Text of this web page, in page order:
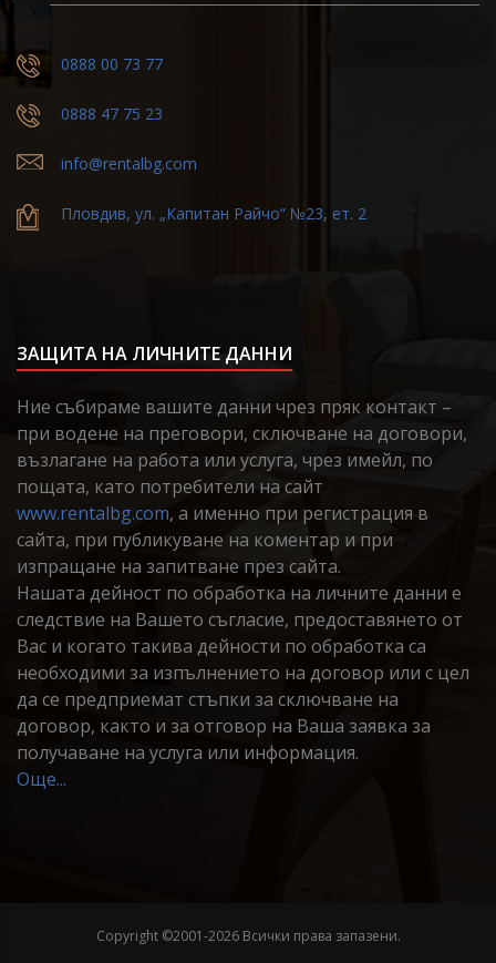
0888 00 73 77
0888 47 75 23
info@rentalbg.com
Пловдив, ул. „Капитан Райчо“ №23, ет. 2
ЗАЩИТА НА ЛИЧНИТЕ ДАННИ
Ние събираме вашите данни чрез пряк контакт –
при водене на преговори, сключване на договори,
възлагане на работа или услуга, чрез имейл, по
пощата, като потребители на сайт
www.rentalbg.com, а именно при регистрация в
сайта, при публикуване на коментар и при
изпращане на запитване през сайта.
Нашата дейност по обработка на личните данни е
следствие на Вашето съгласие, предоставянето от
Вас и когато такива дейности по обработка са
необходими за изпълнението на договор или с цел
да се предприемат стъпки за сключване на
договор, както и за отговор на Ваша заявка за
получаване на услуга или информация.
Още...
Copyright ©2001-2026 Всички права запазени.